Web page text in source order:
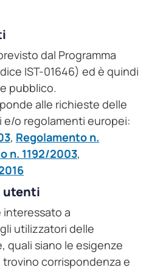
dal Programma
IST-01646) ed è quindi
pubblico.
alle richieste delle
o regolamenti europei:
, Regolamento n.
n. 1192/2003,
utenti
a
utilizzatori delle
quali siano le esigenze
corrispondenza e